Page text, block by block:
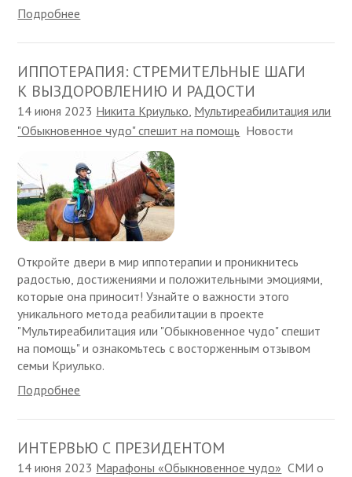
Подробнее
ИППОТЕРАПИЯ: СТРЕМИТЕЛЬНЫЕ ШАГИ
К ВЫЗДОРОВЛЕНИЮ И РАДОСТИ
14 июня 2023 Никита Криулько Мультиреабилитация или
"Обыкновенное чудо" спешит на помощь Новости
Откройте двери в мир иппотерапии и проникнитесь
радостью, достижениями и положительными эмоциями,
которые она приносит! Узнайте о важности этого
уникального метода реабилитации в проекте
"Мультиреабилитация или "Обыкновенное чудо" спешит
на помощь" и ознакомьтесь с восторженным отзывом
семьи Криулько.
Подробнее
ИНТЕРВЬЮ С ПРЕЗИДЕНТОМ
14 июня 2023 Марафоны «Обыкновенное чудо» СМИ о